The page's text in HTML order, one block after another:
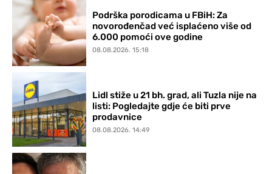
Podrška porodicama u FBiH: Za
novorođenčad već isplaćeno više od
6.000 pomoći ove godine
08.08.2026. 15:18
Lidl stiže u 21 bh. grad, ali Tuzla nije na
listi: Pogledajte gdje će biti prve
prodavnice
08.08.2026. 14:49